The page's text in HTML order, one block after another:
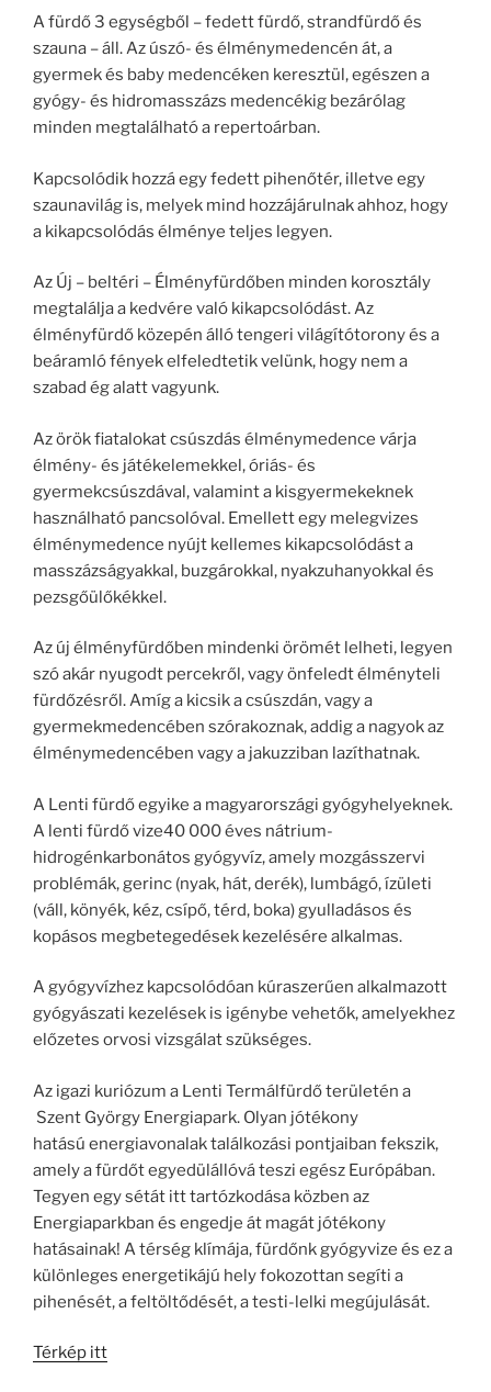
A fürdő 3 egységből – fedett fürdő, strandfürdő és
szauna – áll. Az úszó- és élménymedencén át, a
gyermek és baby medencéken keresztül, egészen a
gyógy- és hidromasszázs medencékig bezárólag
minden megtalálható a repertoárban.
Kapcsolódik hozzá egy fedett pihenőtér, illetve egy
szaunavilág is, melyek mind hozzájárulnak ahhoz, hogy
a kikapcsolódás élménye teljes legyen.
Az Új – beltéri – Élményfürdőben minden korosztály
megtalálja a kedvére való kikapcsolódást. Az
élményfürdő közepén álló tengeri világítótorony és a
beáramló fények elfeledtetik velünk, hogy nem a
szabad ég alatt vagyunk.
Az örök fiatalokat csúszdás élménymedence várja
élmény- és játékelemekkel, óriás- és
gyermekcsúszdával, valamint a kisgyermekeknek
használható pancsolóval. Emellett egy melegvizes
élménymedence nyújt kellemes kikapcsolódást a
masszázságyakkal, buzgárokkal, nyakzuhanyokkal és
pezsgőülőkékkel.
Az új élményfürdőben mindenki örömét lelheti, legyen
szó akár nyugodt percekről, vagy önfeledt élményteli
fürdőzésről. Amíg a kicsik a csúszdán, vagy a
gyermekmedencében szórakoznak, addig a nagyok az
élménymedencében vagy a jakuzziban lazíthatnak.
A Lenti fürdő egyike a magyarországi gyógyhelyeknek.
A lenti fürdő vize40 000 éves nátrium-
hidrogénkarbonátos gyógyvíz, amely mozgásszervi
problémák, gerinc (nyak, hát, derék), lumbágó, ízületi
(váll, könyék, kéz, csípő, térd, boka) gyulladásos és
kopásos megbetegedések kezelésére alkalmas.
A gyógyvízhez kapcsolódóan kúraszerűen alkalmazott
gyógyászati kezelések is igénybe vehetők, amelyekhez
előzetes orvosi vizsgálat szükséges.
Az igazi kuriózum a Lenti Termálfürdő területén a
Szent György Energiapark. Olyan jótékony
hatású energiavonalak találkozási pontjaiban fekszik,
amely a fürdőt egyedülállóvá teszi egész Európában.
Tegyen egy sétát itt tartózkodása közben az
Energiaparkban és engedje át magát jótékony
hatásainak! A térség klímája, fürdőnk gyógyvize és ez a
különleges energetikájú hely fokozottan segíti a
pihenését, a feltöltődését, a testi-lelki megújulását.
Térkép itt